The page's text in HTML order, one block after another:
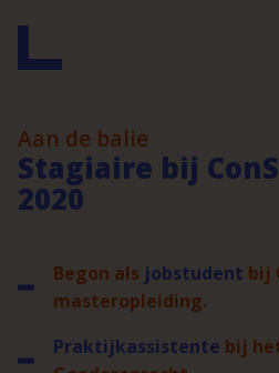
Aan de balie
Stagiaire bij
2020
Begon als jobstudent bij
masteropleiding.
Praktijkassistente bij